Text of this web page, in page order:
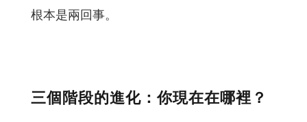
根本是兩回事。
三個階段的進化：你現在在哪裡？